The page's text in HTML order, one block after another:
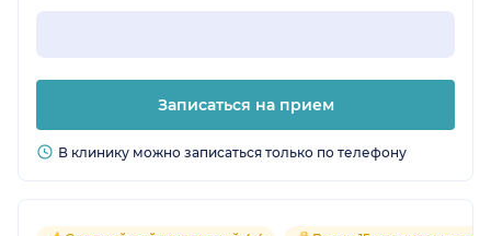
Записаться на прием
В клинику можно записаться только по телефону